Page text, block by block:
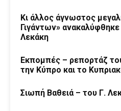
Κι άλλος άγνωστος
Γιγάντων»
Λεκάκη
Εκπομπές – ρεπορτάζ
την Κύπρο και το
Σιωπή Βαθειά – του Γ.